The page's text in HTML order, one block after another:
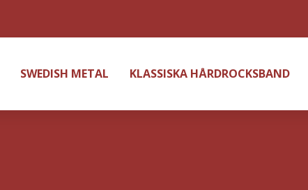
SWEDISH METAL KLASSISKA HÅRDROCKSBAND